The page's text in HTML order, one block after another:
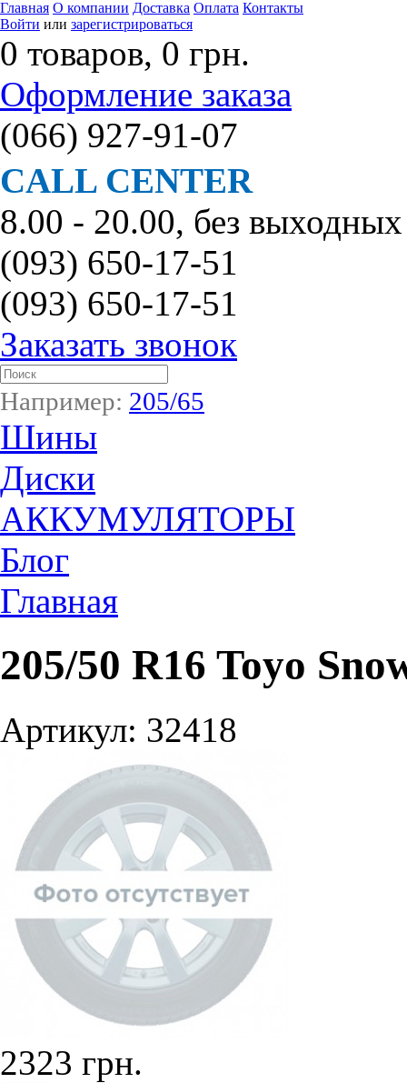
Главная О компании Доставка Оплата Контакты
Войти или зарегистрироваться
0 товаров, 0 грн.
Оформление заказа
(066) 927-91-07
CALL CENTER
8.00 - 20.00, без выходных
(093) 650-17-51
(093) 650-17-51
Заказать звонок
Например: 205/65
Шины
Диски
АККУМУЛЯТОРЫ
Блог
Главная
205/50 R16 Toyo
Артикул: 32418
2323 грн.